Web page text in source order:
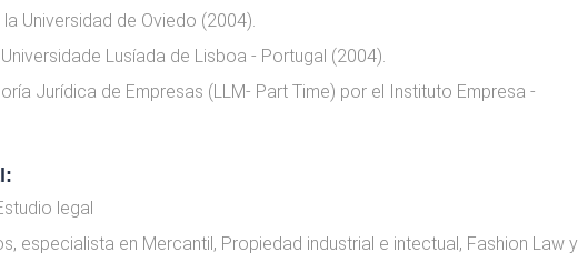
Universidad de Oviedo (2004).
Lusíada de Lisboa - Portugal (2004).
Jurídica de Empresas (LLM- Part Time) por el Instituto Empresa -
legal
especialista en Mercantil, Propiedad industrial e intectual, Fashion Law y